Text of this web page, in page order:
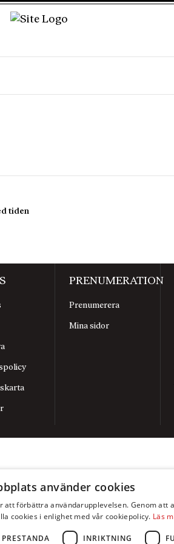
tiden
PRENUMERATION
Prenumerera
Mina sidor
använder cookies
att förbättra användarupplevelsen. Genom att
cookies i enlighet med vår cookiepolicy. Läs
PRESTANDA INRIKTNING